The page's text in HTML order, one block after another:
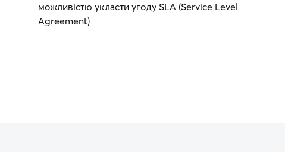
можливістю укласти угоду SLA (Service Level
Agreement)